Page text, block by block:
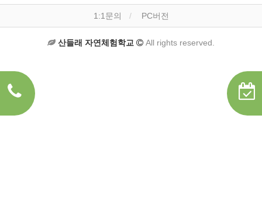
1:1문의 PC버전
산들래 자연체험학교 All rights reserved.